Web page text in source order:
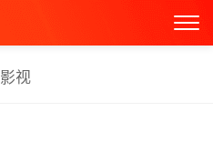
影视